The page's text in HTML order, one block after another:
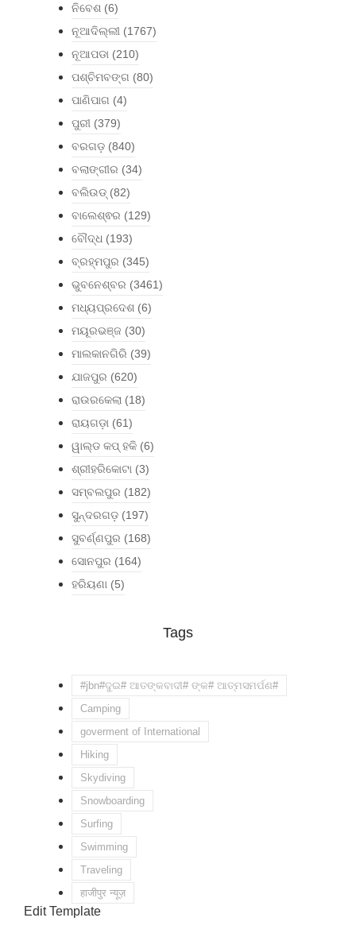
ନିବେଶ (6)
ନୂଆଦିଲ୍ଲୀ (1767)
ନୂଆପଡା (210)
ପଶ୍ଚିମବଙ୍ଗ (80)
ପାଣିପାଗ (4)
ପୁରୀ (379)
ବରଗଡ଼ (840)
ବଲାଙ୍ଗୀର (34)
ବଲିଉଡ୍ (82)
ବାଲେଶ୍ଵର (129)
ବୌଦ୍ଧ (193)
ବ୍ରହ୍ମପୁର (345)
ଭୁବନେଶ୍ବର (3461)
ମଧ୍ୟପ୍ରଦେଶ (6)
ମୟୂରଭଞ୍ଜ (30)
ମାଲକାନଗିରି (39)
ଯାଜପୁର (620)
ରାଉରକେଲା (18)
ରାୟଗଡ଼ା (61)
ୱାଲ୍ଡ କପ୍ ହକି (6)
ଶ୍ରୀହରିକୋଟା (3)
ସମ୍ବଲପୁର (182)
ସୁନ୍ଦରଗଡ଼ (197)
ସୁବର୍ଣ୍ଣପୁର (168)
ସୋନପୁର (164)
ହରିୟଣା (5)
Tags
#jbn#ଦୁଇ# ଆତଙ୍କବାଦୀ# ଙ୍କ# ଆତ୍ମସମର୍ପଣ#
Camping
goverment of International
Hiking
Skydiving
Snowboarding
Surfing
Swimming
Traveling
हाजीपुर न्यूज़
Edit Template